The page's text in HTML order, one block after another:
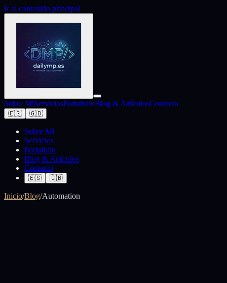
Ir al contenido principal
Sobre MíServiciosPortafolioBlog & ArtículosContacto
🇪🇸 🇬🇧
Sobre Mí
Servicios
Portafolio
Blog & Artículos
Contacto
🇪🇸 🇬🇧
Inicio/Blog/Automation